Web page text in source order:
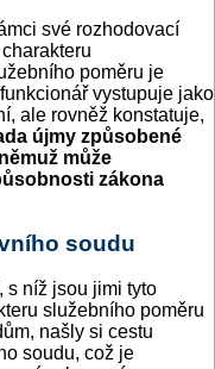
své rozhodovací
poměru je
vystupuje jako
ale rovněž konstatuje,
újmy způsobené
může
zákona
soudu
s níž jsou jimi tyto
služebního poměru
našly si cestu
soudu, což je